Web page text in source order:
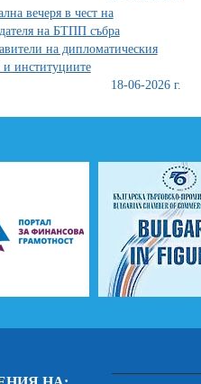
вечеря в чест на
на БТПП събра
на дипломатическия
и институциите
18-06-2026 г.